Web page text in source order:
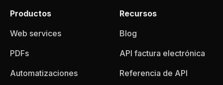
Productos
Web services
PDFs
Automatizaciones
Recursos
Blog
API factura electrónica
Referencia de API